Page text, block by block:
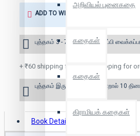
அறிவியல் புனைகதை
கதைகள்
கதைகள்
கிராமியக் கதைகள்
ADD TO WISH LIST
புத்தகம் 3 - 7 நாட்களில் அனுப்பி
+ ₹60 shipping fee* (Free shipping for
புத்தகம் இருப்பில் இல்லை என்றால் 10
Book Details